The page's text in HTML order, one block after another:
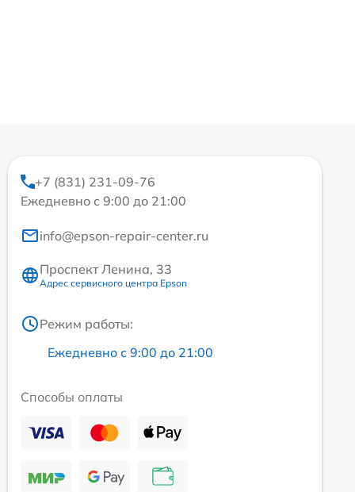
+7 (831) 231-09-76
Ежедневно с 9:00 до 21:00
info@epson-repair-center.ru
Проспект Ленина, 33
Адрес сервисного центра Epson
Режим работы:
Ежедневно с 9:00 до 21:00
Способы оплаты